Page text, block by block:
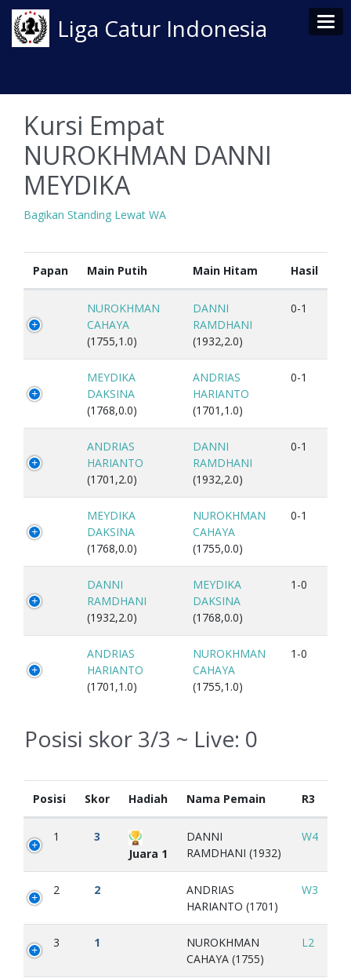
Liga Catur Indonesia
Kursi Empat
NUROKHMAN DANNI
MEYDIKA
Bagikan Standing Lewat WA
Papan Main Putih Main Hitam Hasil
NUROKHMAN
CAHAYA
(1755,1.0)
DANNI
RAMDHANI
(1932,2.0)
0-1
MEYDIKA
DAKSINA
(1768,0.0)
ANDRIAS
HARIANTO
(1701,1.0)
0-1
ANDRIAS
HARIANTO
(1701,2.0)
DANNI
RAMDHANI
(1932,2.0)
0-1
MEYDIKA
DAKSINA
(1768,0.0)
NUROKHMAN
CAHAYA
(1755,0.0)
0-1
DANNI
RAMDHANI
(1932,2.0)
MEYDIKA
DAKSINA
(1768,0.0)
1-0
ANDRIAS
HARIANTO
(1701,1.0)
NUROKHMAN
CAHAYA
(1755,1.0)
1-0
Posisi skor 3/3 ~ Live: 0
Posisi Skor Hadiah Nama Pemain R3
1
3
Juara 1
DANNI
RAMDHANI (1932)
W4
2 2
ANDRIAS
HARIANTO (1701)
W3
3 1
NUROKHMAN
CAHAYA (1755)
L2